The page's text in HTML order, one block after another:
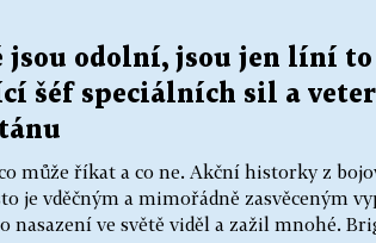
jsou odolní, jsou jen líní
šéf speciálních sil a
může říkat a co ne. Akční historky z
je vděčným a mimořádně zasvěceným
nasazení ve světě viděl a zažil mnohé.